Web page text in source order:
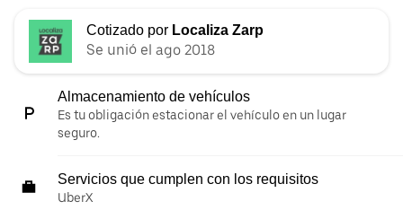
Cotizado por Localiza Zarp
Se unió el ago 2018
Almacenamiento de vehículos
Es tu obligación estacionar el vehículo en un lugar
seguro.
Servicios que cumplen con los requisitos
UberX